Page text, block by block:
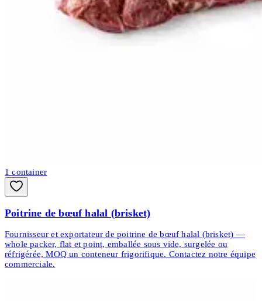
1container
Poitrine de bœuf halal (brisket)
Fournisseur et exportateur de poitrine de bœuf halal (brisket) —
whole packer, flat et point, emballée sous vide, surgelée ou
réfrigérée, MOQ un conteneur frigorifique. Contactez notre équipe
commerciale.